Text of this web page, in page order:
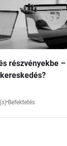
részvényekbe –
Befektetés